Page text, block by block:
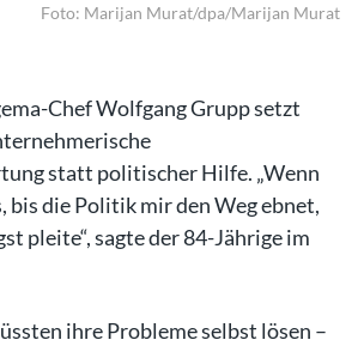
Foto: Marijan Murat/dpa/Marijan Murat
Chef Wolfgang Grupp setzt
statt politischer Hilfe. „Wenn
bis die Politik mir den Weg ebnet,
pleite“, sagte der 84-Jährige im
ihre Probleme selbst lösen –